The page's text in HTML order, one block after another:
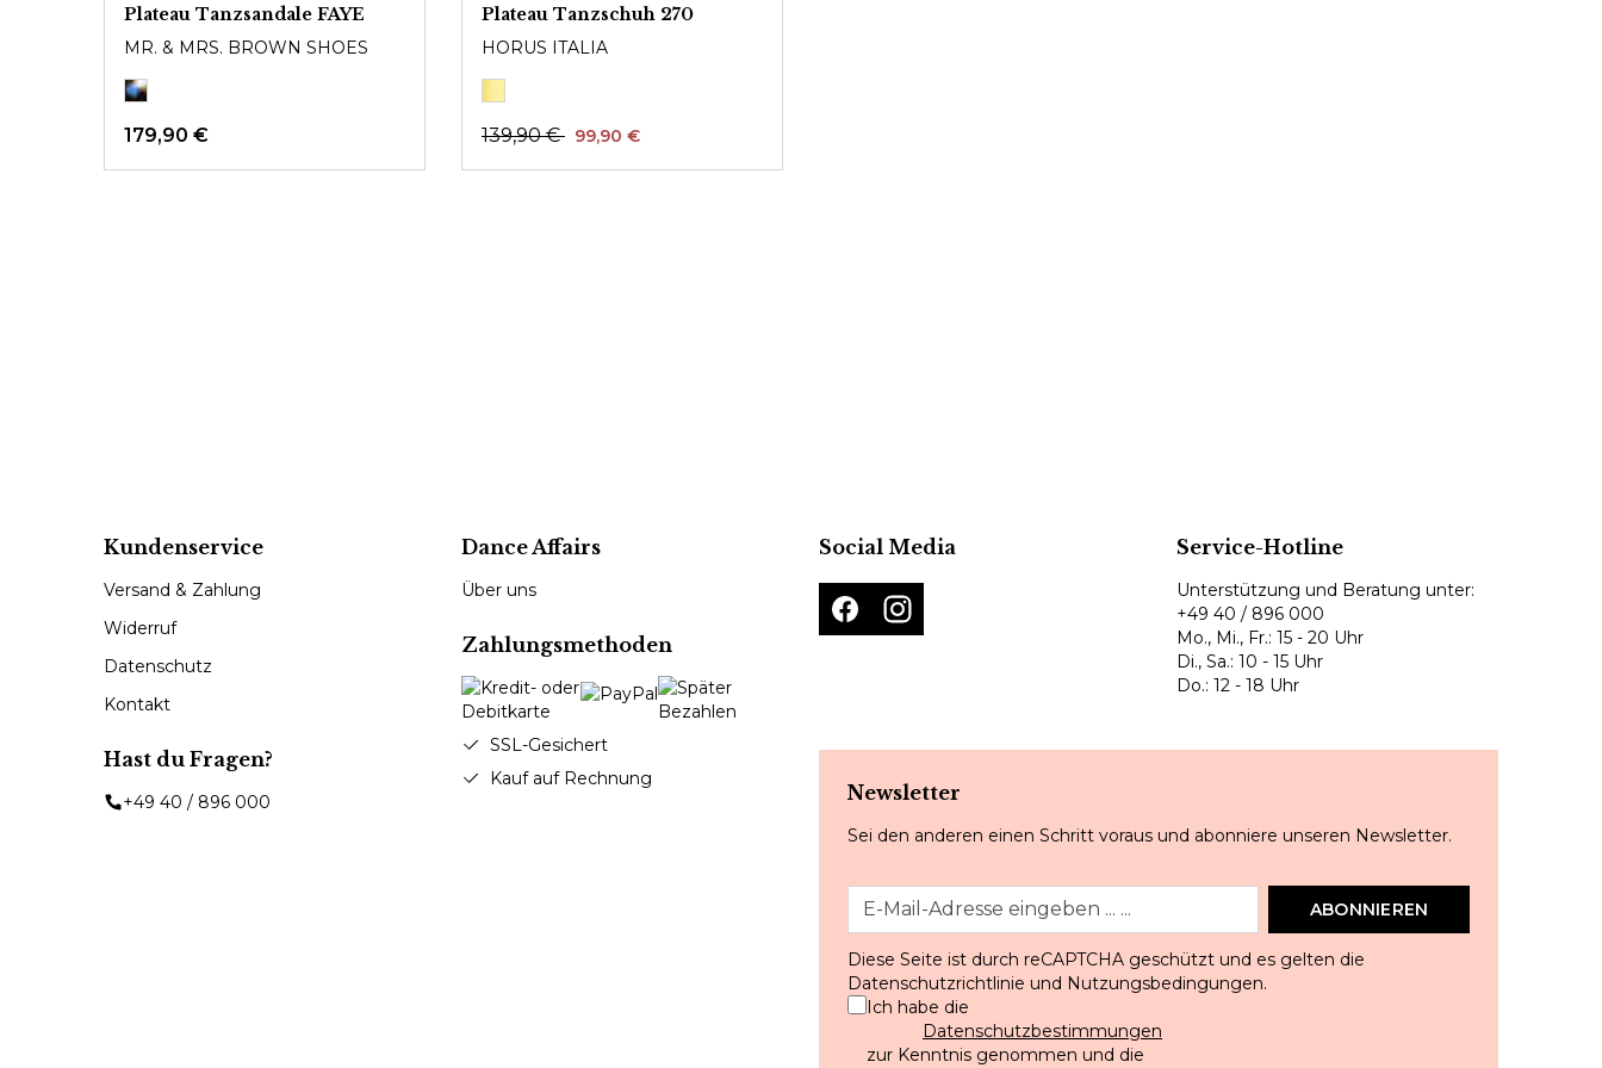
Plateau Tanzsandale FAYE
MR. & MRS. BROWN SHOES
179,90 €
Plateau Tanzschuh 270
HORUS ITALIA
139,90 € 99,90 €
Kundenservice
Versand & Zahlung
Widerruf
Datenschutz
Kontakt
Hast du Fragen?
+49 40 / 896 000
Dance Affairs
Über uns
Zahlungsmethoden
SSL-Gesichert
Kauf auf Rechnung
Social Media Service-Hotline
Unterstützung und Beratung unter:
+49 40 / 896 000
Mo., Mi., Fr.: 15 - 20 Uhr
Di., Sa.: 10 - 15 Uhr
Do.: 12 - 18 Uhr
Newsletter
Sei den anderen einen Schritt voraus und abonniere unseren Newsletter.
ABONNIEREN
Diese Seite ist durch reCAPTCHA geschützt und es gelten die
Datenschutzrichtlinie und Nutzungsbedingungen.
Ich habe die
Datenschutzbestimmungen
zur Kenntnis genommen und die